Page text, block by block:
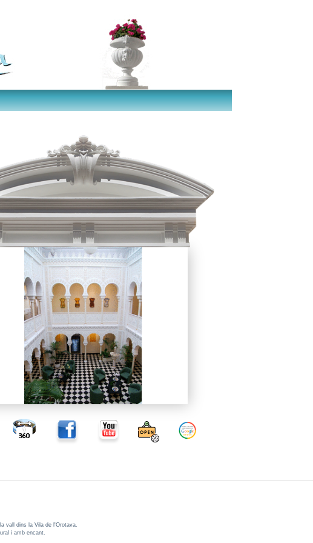
vall dins la Vila de l'Orotava.
i amb encant.